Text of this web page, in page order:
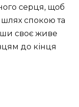
серця, щоб
спокою та
своє живе
до кінця